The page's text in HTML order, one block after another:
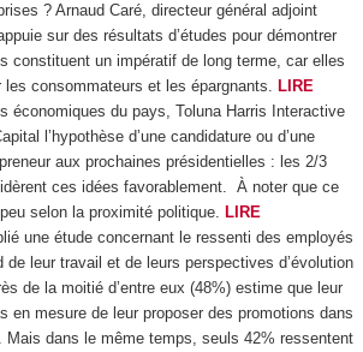
? Arnaud Caré, directeur général adjoint
sur des résultats d’études pour démontrer
constituent un impératif de long terme, car elles
consommateurs et les épargnants.
LIRE
économiques du pays, Toluna Harris Interactive
l’hypothèse d’une candidature ou d’une
aux prochaines présidentielles : les 2/3
ces idées favorablement. À noter que ce
selon la proximité politique.
LIRE
une étude concernant le ressenti des employés
de leur travail et de leurs perspectives d’évolution
de la moitié d’entre eux (48%) estime que leur
en mesure de leur proposer des promotions dans
Mais dans le même temps, seuls 42% ressentent